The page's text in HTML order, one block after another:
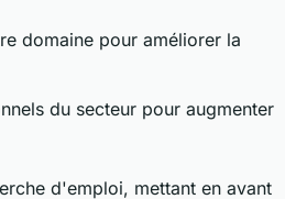
domaine pour améliorer la
du secteur pour augmenter
d'emploi, mettant en avant